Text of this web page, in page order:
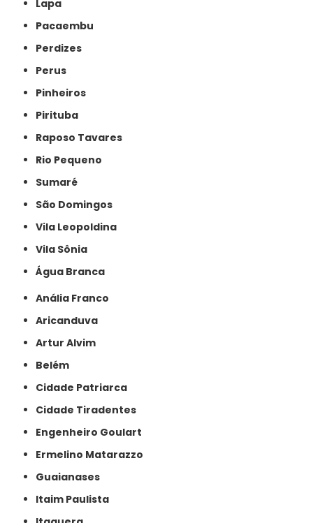
Lapa
Pacaembu
Perdizes
Perus
Pinheiros
Pirituba
Raposo Tavares
Rio Pequeno
Sumaré
São Domingos
Vila Leopoldina
Vila Sônia
Água Branca
Anália Franco
Aricanduva
Artur Alvim
Belém
Cidade Patriarca
Cidade Tiradentes
Engenheiro Goulart
Ermelino Matarazzo
Guaianases
Itaim Paulista